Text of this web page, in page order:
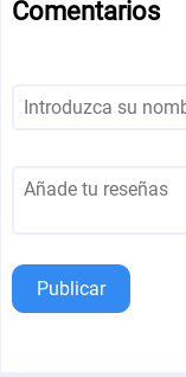
Comentarios
Publicar